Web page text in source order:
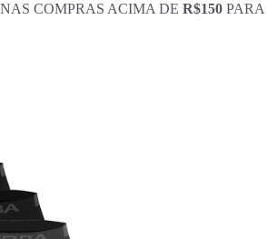
COMPRAS ACIMA DE R$150 PARA